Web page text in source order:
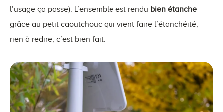
l’usage ça passe). L’ensemble est rendu bien étanche
grâce au petit caoutchouc qui vient faire l’étanchéité,
rien à redire, c’est bien fait.